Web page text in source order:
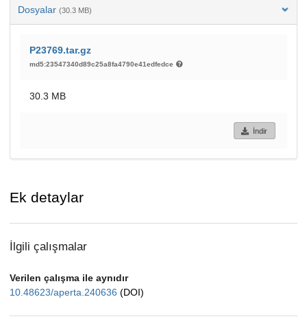
Dosyalar (30.3 MB)
P23769.tar.gz
md5:23547340d89c25a8fa4790e41edfedce
30.3 MB
İndir
Ek detaylar
İlgili çalışmalar
Verilen çalışma ile aynıdır
10.48623/aperta.240636 (DOI)